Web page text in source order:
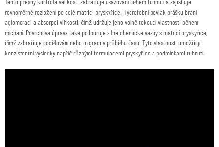
Tento přesný kontrola velikosti zabraňuje usazování během tuhnutí a zajišťuje
rovnoměrné rozložení po celé matrici pryskyřice. Hydrofobní povlak prášku brání
aglomeraci a absorpci vlhkosti, čímž udržuje jeho volně tekoucí vlastnosti během
míchání. Povrchová úprava také podporuje silné chemické vazby s matricí pryskyřice,
čímž zabraňuje oddělování nebo migraci v průběhu času. Tyto vlastnosti umožňují
konzistentní výsledky napříč různými formulacemi pryskyřice a podmínkami tuhnutí.